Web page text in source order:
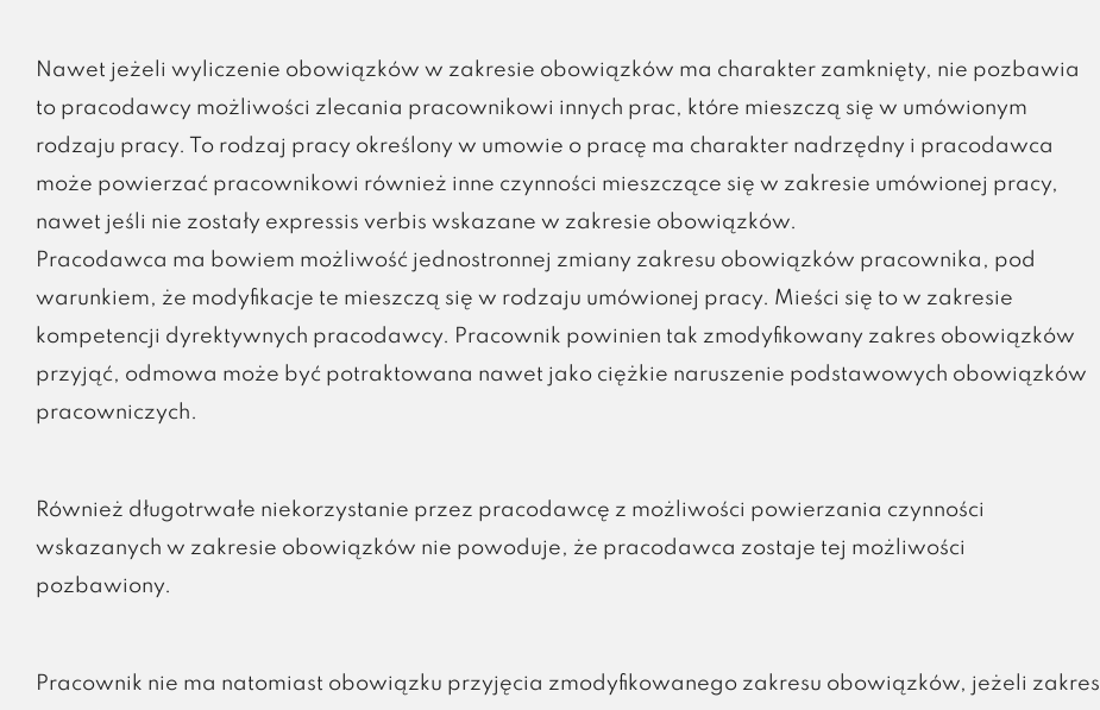
Nawet jeżeli wyliczenie obowiązków w zakresie obowiązków ma charakter zamknięty, nie pozbawia
to pracodawcy możliwości zlecania pracownikowi innych prac, które mieszczą się w umówionym
rodzaju pracy. To rodzaj pracy określony w umowie o pracę ma charakter nadrzędny i pracodawca
może powierzać pracownikowi również inne czynności mieszczące się w zakresie umówionej pracy,
nawet jeśli nie zostały expressis verbis wskazane w zakresie obowiązków.
Pracodawca ma bowiem możliwość jednostronnej zmiany zakresu obowiązków pracownika, pod
warunkiem, że modyfikacje te mieszczą się w rodzaju umówionej pracy. Mieści się to w zakresie
kompetencji dyrektywnych pracodawcy. Pracownik powinien tak zmodyfikowany zakres obowiązków
przyjąć, odmowa może być potraktowana nawet jako ciężkie naruszenie podstawowych obowiązków
pracowniczych.
Również długotrwałe niekorzystanie przez pracodawcę z możliwości powierzania czynności
wskazanych w zakresie obowiązków nie powoduje, że pracodawca zostaje tej możliwości
pozbawiony.
Pracownik nie ma natomiast obowiązku przyjęcia zmodyfikowanego zakresu obowiązków, jeżeli zakres